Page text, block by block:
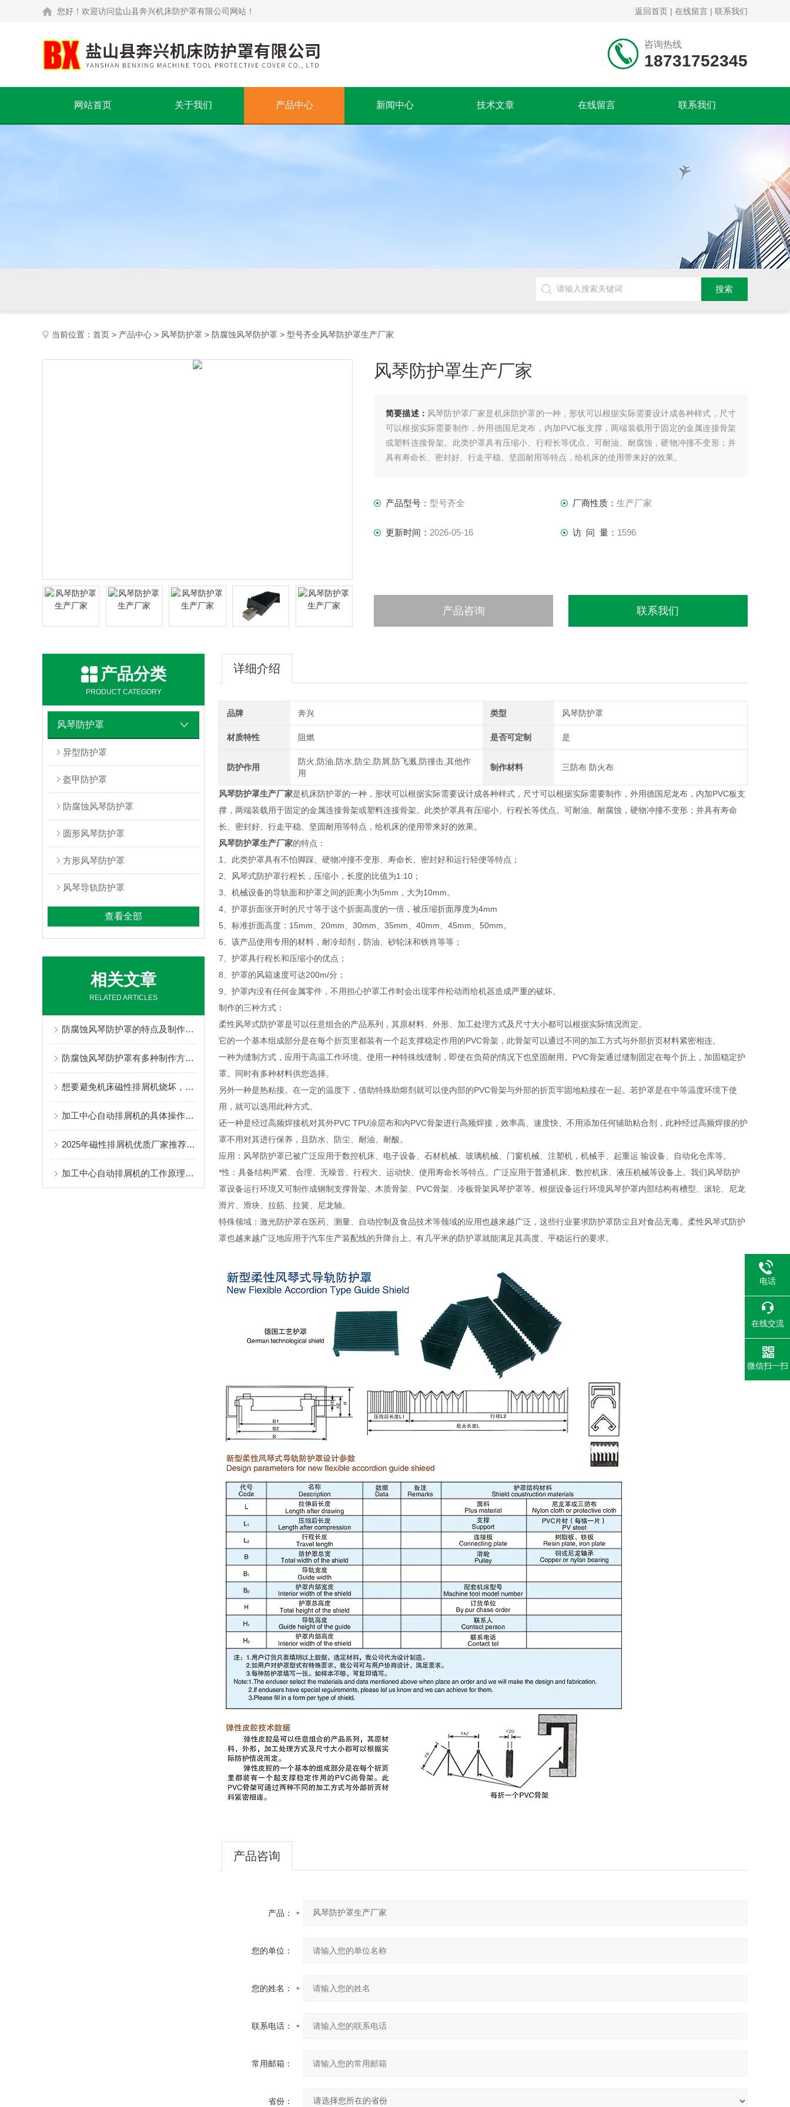
您好！欢迎访问盐山县奔兴机床防护罩有限公司网站！ 返回首页 | 在线留言 | 联系我们
咨询热线
18731752345
网站首页 关于我们 产品中心 新闻中心 技术文章 在线留言 联系我们
当前位置： 首页 > 产品中心 > 风琴防护罩 > 防腐蚀风琴防护罩 > 型号齐全风琴防护罩生产厂家
风琴防护罩生产厂家
简要描述： 风琴防护罩厂家是机床防护罩的一种，形状可以根据实际需要设计成各种样式，尺寸
可以根据实际需要制作，外用德国尼龙布，内加PVC板支撑，两端装载用于固定的金属连接骨架
或塑料连接骨架。此类护罩具有压缩小、行程长等优点。可耐油、耐腐蚀，硬物冲撞不变形；并
具有寿命长、密封好、行走平稳、坚固耐用等特点，给机床的使用带来好的效果。
产品型号： 型号齐全 厂商性质： 生产厂家
更新时间： 2026-05-16 访 问 量： 1596
产品咨询 联系我们
产品分类
PRODUCT CATEGORY
风琴防护罩
异型防护罩
盔甲防护罩
防腐蚀风琴防护罩
圆形风琴防护罩
方形风琴防护罩
风琴导轨防护罩
查看全部
相关文章
RELATED ARTICLES
防腐蚀风琴防护罩的特点及制作使用的三种方式
防腐蚀风琴防护罩有多种制作方式，具体情况要具体分析
想要避免机床磁性排屑机烧坏，以下工作需要做到位
加工中心自动排屑机的具体操作流程分析
2025年磁性排屑机优质厂家推荐厂家
加工中心自动排屑机的工作原理及优势体现
详细介绍
品牌 奔兴 类型 风琴防护罩
材质特性 阻燃 是否可定制 是
防护作用
防火,防油,防水,防尘,防屑,防飞溅,防撞击,其他作
用
制作材料 三防布 防火布
风琴防护罩生产厂家是机床防护罩的一种，形状可以根据实际需要设计成各种样式，尺寸可以根据实际需要制作，外用德国尼龙布，内加PVC板支
撑，两端装载用于固定的金属连接骨架或塑料连接骨架。此类护罩具有压缩小、行程长等优点。可耐油、耐腐蚀，硬物冲撞不变形；并具有寿命
长、密封好、行走平稳、坚固耐用等特点，给机床的使用带来好的效果。
风琴防护罩生产厂家的特点：
1、此类护罩具有不怕脚踩、硬物冲撞不变形、寿命长、密封好和运行轻便等特点；
2、风琴式防护罩行程长，压缩小，长度的比值为1:10；
3、机械设备的导轨面和护罩之间的距离小为5mm，大为10mm。
4、护罩折面张开时的尺寸等于这个折面高度的一倍，被压缩折面厚度为4mm
5、标准折面高度：15mm、20mm、30mm、35mm、40mm、45mm、50mm。
6、该产品使用专用的材料，耐冷却剂，防油、砂轮沫和铁肖等等；
7、护罩具行程长和压缩小的优点；
8、护罩的风箱速度可达200m/分；
9、护罩内没有任何金属零件，不用担心护罩工作时会出现零件松动而给机器造成严重的破坏。
制作的三种方式：
柔性风琴式防护罩是可以任意组合的产品系列，其原材料、外形、加工处理方式及尺寸大小都可以根据实际情况而定。
它的一个基本组成部分是在每个折页里都装有一个起支撑稳定作用的PVC骨架，此骨架可以通过不同的加工方式与外部折页材料紧密相连。
一种为缝制方式，应用于高温工作环境。使用一种特殊线缝制，即使在负荷的情况下也坚固耐用。PVC骨架通过缝制固定在每个折上，加固稳定护
罩。同时有多种材料供您选择。
另外一种是热粘接。在一定的温度下，借助特殊助熔剂就可以使内部的PVC骨架与外部的折页牢固地粘接在一起。若护罩是在中等温度环境下使
用，就可以选用此种方式。
还一种是经过高频焊接机对其外PVC TPU涂层布和内PVC骨架进行高频焊接，效率高、速度快、不用添加任何辅助粘合剂，此种经过高频焊接的护
罩不用对其进行保养，且防水、防尘、耐油、耐酸。
应用：风琴防护罩已被广泛应用于数控机床、电子设备、石材机械、玻璃机械、门窗机械、注塑机，机械手、起重运 输设备、自动化仓库等。
*性：具备结构严紧、合理、无噪音、行程大、运动快、使用寿命长等特点。广泛应用于普通机床、数控机床、液压机械等设备上。我们风琴防护
罩设备运行环境又可制作成钢制支撑骨架、木质骨架、PVC骨架、冷板骨架风琴护罩等。根据设备运行环境风琴护罩内部结构有槽型、滚轮、尼龙
滑片、滑块、拉筋、拉簧、尼龙轴。
特殊领域：激光防护罩在医药、测量、自动控制及食品技术等领域的应用也越来越广泛，这些行业要求防护罩防尘且对食品无毒。柔性风琴式防护
罩也越来越广泛地应用于汽车生产装配线的升降台上。有几平米的防护罩就能满足其高度、平稳运行的要求。
产品咨询
产品：
您的单位：
您的姓名：
联系电话：
常用邮箱：
省份：
电话
在线交流
微信扫一扫